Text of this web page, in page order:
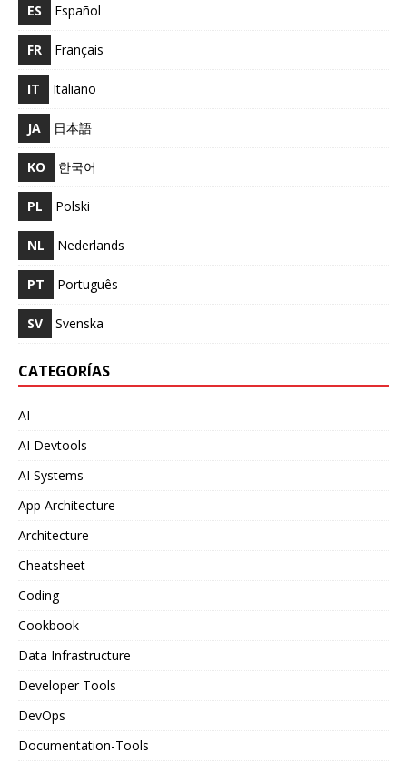
ES Español
FR Français
IT Italiano
JA 日本語
KO 한국어
PL Polski
NL Nederlands
PT Português
SV Svenska
CATEGORÍAS
AI
AI Devtools
AI Systems
App Architecture
Architecture
Cheatsheet
Coding
Cookbook
Data Infrastructure
Developer Tools
DevOps
Documentation-Tools